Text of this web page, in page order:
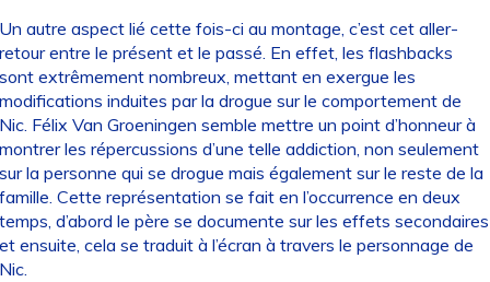
autre aspect lié cette fois-ci au montage, c’est cet aller-
entre le présent et le passé. En effet, les flashbacks
extrêmement nombreux, mettant en exergue les
induites par la drogue sur le comportement de
Félix Van Groeningen semble mettre un point d’honneur à
les répercussions d’une telle addiction, non seulement
la personne qui se drogue mais également sur le reste de la
Cette représentation se fait en l’occurrence en deux
d’abord le père se documente sur les effets secondaires
ensuite, cela se traduit à l’écran à travers le personnage de